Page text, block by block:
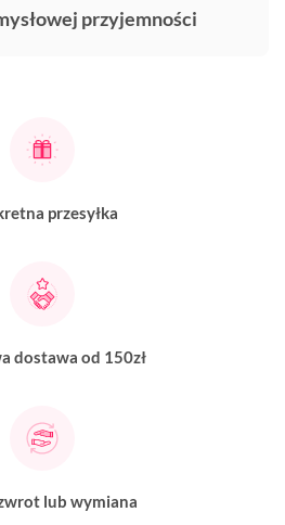
przyjemności
przesyłka
dostawa od 150zł
lub wymiana